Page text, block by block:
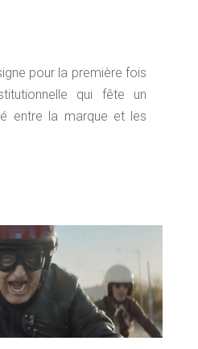
pour la première fois
qui fête un
entre la marque et les